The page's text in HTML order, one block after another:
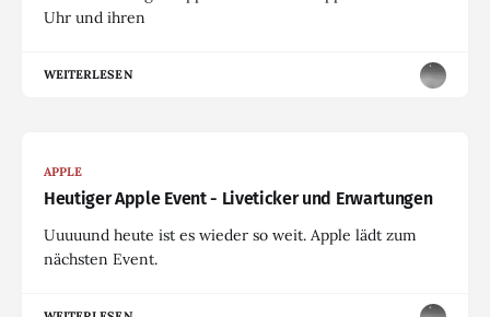
Uhr und ihren
WEITERLESEN
APPLE
Heutiger Apple Event - Liveticker und Erwartungen
Uuuuund heute ist es wieder so weit. Apple lädt zum
nächsten Event.